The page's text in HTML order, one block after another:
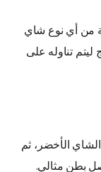
من أي نوع شاي
تناوله على
الأخضر، ثم
بطن مثالي.